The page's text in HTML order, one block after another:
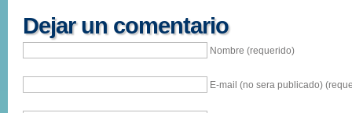
Dejar un comentario
Nombre (requerido)
E-mail (no sera publicado)